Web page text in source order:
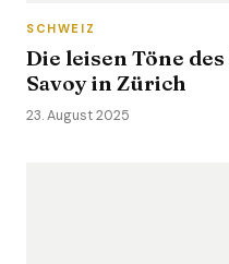
SCHWEIZ
Die leisen Töne
Savoy in Zürich
23. August 2025